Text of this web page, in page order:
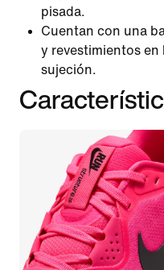
pisada.
Cuentan con una
y revestimientos en
sujeción.